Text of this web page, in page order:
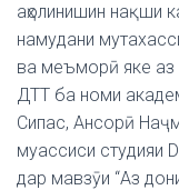
аҳолинишин нақши
намудани
ва меъморӣ яке аз
ДТТ ба номи
Сипас, Ансорӣ
муассиси студияи
дар мавзӯи “Аз